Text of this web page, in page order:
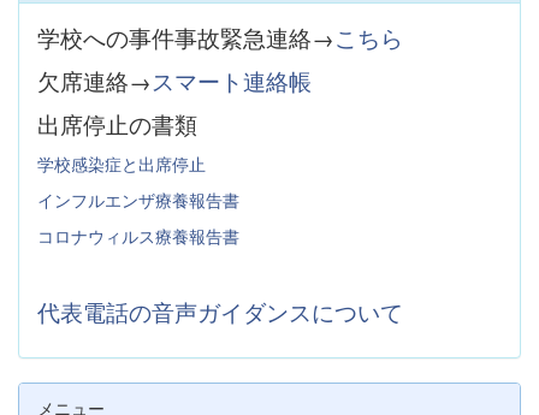
学校への事件事故緊急連絡→こちら
欠席連絡→スマート連絡帳
出席停止の書類
学校感染症と出席停止
インフルエンザ療養報告書
コロナウィルス療養報告書
代表電話の音声ガイダンスについて
メニュー